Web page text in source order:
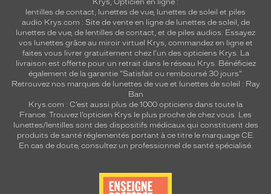
Krys, Opticien en ligne :
lentilles de contact, lunettes de vue, lunettes de soleil et piles
audio Krys.com : Site de vente en ligne de lunettes de soleil, de
lunettes de vue, de lentilles de contact, et de piles audios. Essayez
vos lunettes grâce au miroir virtuel Krys, commandez en ligne et
faites vous livrer gratuitement chez l'un des opticiens Krys. La
livraison est offerte pour un retrait dans le réseau Krys. Bénéficiez
également de la garantie "Satisfait ou remboursé 30 jours".
Retrouvez nos marques de lunettes de vue et lunettes de soleil : Ray
Ban
Krys.com : C’est aussi plus de 1000 opticiens dans toute la
France. Trouvez l’opticien Krys le plus proche de chez vous. Les
lunettes/lentilles sont des dispositifs médicaux qui constituent des
produits de santé réglementés portant à ce titre le marquage CE.
En cas de doute, consultez un professionnel de santé spécialisé.